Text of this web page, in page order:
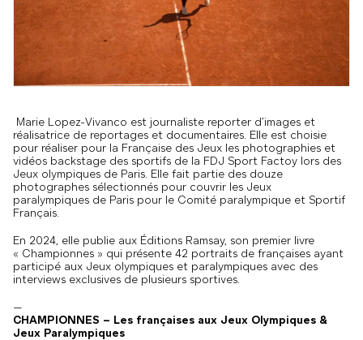
Marie Lopez-Vivanco est journaliste reporter d’images et
réalisatrice de reportages et documentaires. Elle est choisie
pour réaliser pour la Française des Jeux les photographies et
vidéos backstage des sportifs de la FDJ Sport Factoy lors des
Jeux olympiques de Paris. Elle fait partie des douze
photographes sélectionnés pour couvrir les Jeux
paralympiques de Paris pour le Comité paralympique et Sportif
Français.
En 2024, elle publie aux Éditions Ramsay, son premier livre
« Championnes » qui présente 42 portraits de françaises ayant
participé aux Jeux olympiques et paralympiques avec des
interviews exclusives de plusieurs sportives.
—
CHAMPIONNES – Les françaises aux Jeux Olympiques &
Jeux Paralympiques